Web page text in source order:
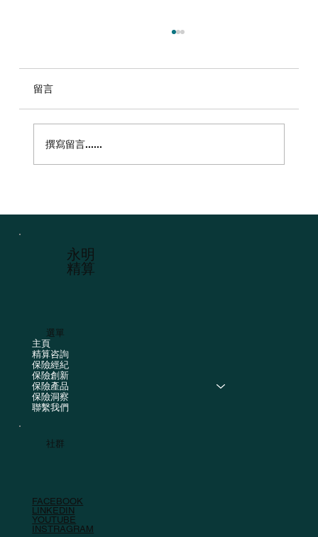
全指南
留言
撰寫留言......
​永明
精算
選單
主頁
精算咨詢
保險經紀
保險創新
保險產品
保險洞察
聯繫我們
社群
FACEBOOK
LINKEDIN
YOUTUBE
INSTRAGRAM